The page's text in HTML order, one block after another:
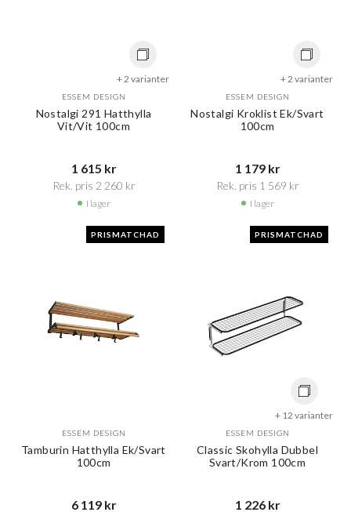
+ 2 varianter
ESSEM DESIGN
Nostalgi 291 Hatthylla
Vit/Vit 100cm
1 615 kr​​
Rek. pris 2 260 kr​​
I lager
+ 2 varianter
ESSEM DESIGN
Nostalgi Kroklist Ek/Svart
100cm
1 179 kr​​
Rek. pris 1 569 kr​​
I lager
PRISMATCHAD
ESSEM DESIGN
Tamburin Hatthylla Ek/Svart
100cm
6 119 kr​​
PRISMATCHAD
+ 12 varianter
ESSEM DESIGN
Classic Skohylla Dubbel
Svart/Krom 100cm
1 226 kr​​